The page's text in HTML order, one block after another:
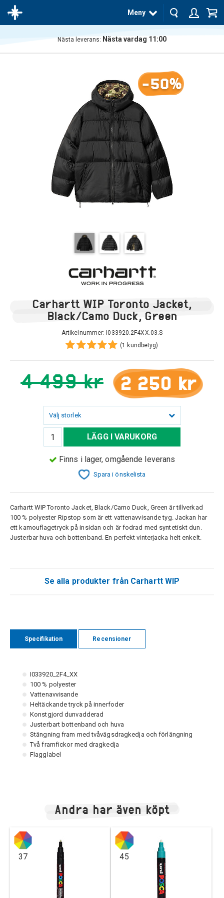
Meny
Nästa leverans: Nästa vardag 11:00
-50%
Carhartt WIP Toronto Jacket,
Black/Camo Duck, Green
Artikelnummer: I033920.2F4XX.03.S
(1 kundbetyg)
4 499 kr 2 250 kr
Välj storlek
LÄGG I VARUKORG
Finns i lager, omgående leverans
Spara i önskelista
Carhartt WIP Toronto Jacket, Black/Camo Duck, Green är tillverkad
100 % polyester Ripstop som är ett vattenavvisande tyg. Jackan har
ett kamouflagetryck på insidan och är fodrad med syntetiskt dun.
Justerbar huva och bottenband. En perfekt vinterjacka helt enkelt.
Se alla produkter från Carhartt WIP
Specifikation Recensioner
I033920_2F4_XX
100 % polyester
Vattenavvisande
Heltäckande tryck på innerfoder
Konstgjord dunvadderad
Justerbart bottenband och huva
Stängning fram med tvåvägsdragkedja och förlängning
Två framfickor med dragkedja
Flagglabel
Andra har även köpt
37 45